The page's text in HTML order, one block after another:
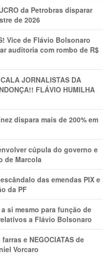
da Petrobras disparar
de 2026
Vice de Flávio Bolsonaro
auditoria com rombo de R$
JORNALISTAS DA
FLÁVIO HUMILHA
dispara mais de 200% em
cúpula do governo e
de Marcola
das emendas PIX e
da PF
si mesmo para função de
a Flávio Bolsonaro
e NEGOCIATAS de
Vorcaro